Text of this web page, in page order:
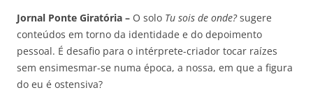
Jornal Ponte Giratória – O solo Tu sois de onde?sugere
conteúdos em torno da identidade e do depoimento
pessoal. É desafio para o intérprete-criador tocar raízes
sem ensimesmar-se numa época, a nossa, em que a figura
do eu é ostensiva?